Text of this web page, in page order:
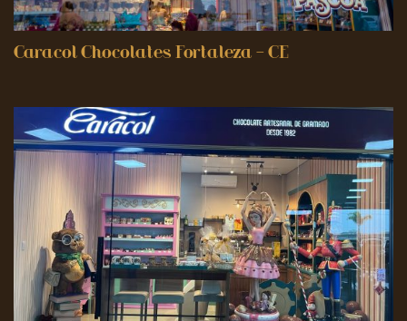
Caracol Chocolates Fortaleza – CE